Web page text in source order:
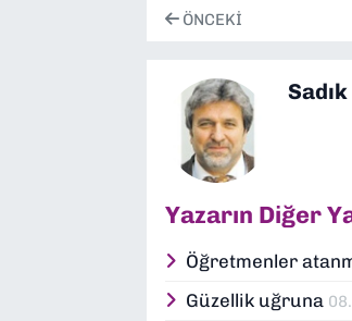
ÖNCEKI
Yazarın Diğer
Öğretmenler
Güzellik uğruna